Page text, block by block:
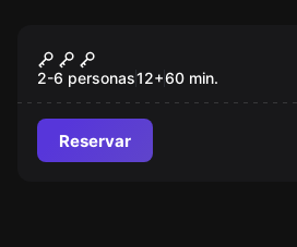
Padrino Policías
2-6 personas12+60 min.
Reservar